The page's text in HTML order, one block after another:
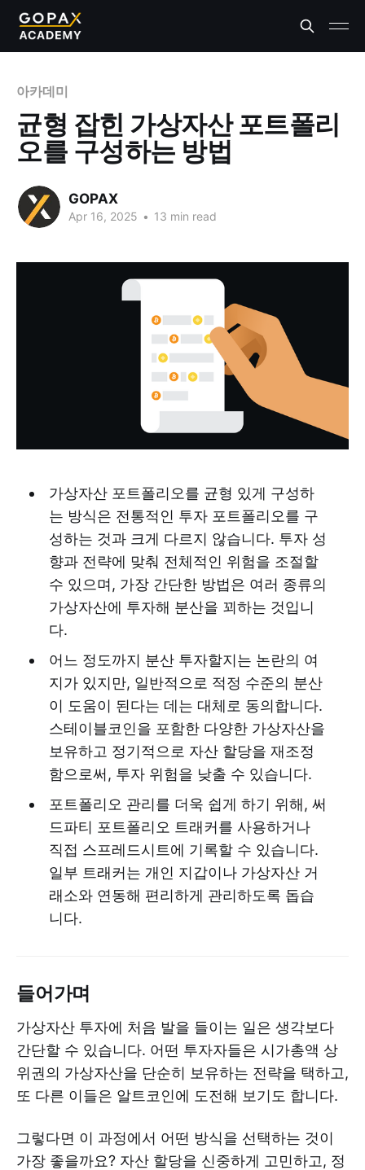
아카데미
균형 잡힌 가상자산 포트폴리
오를 구성하는 방법
GOPAX
Apr 16, 2025 • 13 min read
가상자산 포트폴리오를 균형 있게 구성하
는 방식은 전통적인 투자 포트폴리오를 구
성하는 것과 크게 다르지 않습니다. 투자 성
향과 전략에 맞춰 전체적인 위험을 조절할
수 있으며, 가장 간단한 방법은 여러 종류의
가상자산에 투자해 분산을 꾀하는 것입니
다.
어느 정도까지 분산 투자할지는 논란의 여
지가 있지만, 일반적으로 적정 수준의 분산
이 도움이 된다는 데는 대체로 동의합니다.
스테이블코인을 포함한 다양한 가상자산을
보유하고 정기적으로 자산 할당을 재조정
함으로써, 투자 위험을 낮출 수 있습니다.
포트폴리오 관리를 더욱 쉽게 하기 위해, 써
드파티 포트폴리오 트래커를 사용하거나
직접 스프레드시트에 기록할 수 있습니다.
일부 트래커는 개인 지갑이나 가상자산 거
래소와 연동해 편리하게 관리하도록 돕습
니다.
들어가며
가상자산 투자에 처음 발을 들이는 일은 생각보다
간단할 수 있습니다. 어떤 투자자들은 시가총액 상
위권의 가상자산을 단순히 보유하는 전략을 택하고,
또 다른 이들은 알트코인에 도전해 보기도 합니다.
그렇다면 이 과정에서 어떤 방식을 선택하는 것이
가장 좋을까요? 자산 할당을 신중하게 고민하고, 정